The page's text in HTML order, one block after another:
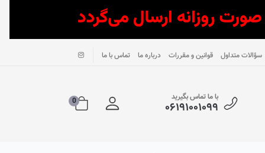
سؤالات متداول قوانین و مقررات درباره ما تماس با ما
با ما تماس بگیرید
۰۶۱۹۱۰۰۱۰۹۹ 0